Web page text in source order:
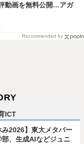
動画を無料公開…アガ
Recommended by
ICT
み2026】東大メタバー
部、生成AIなどジュニ